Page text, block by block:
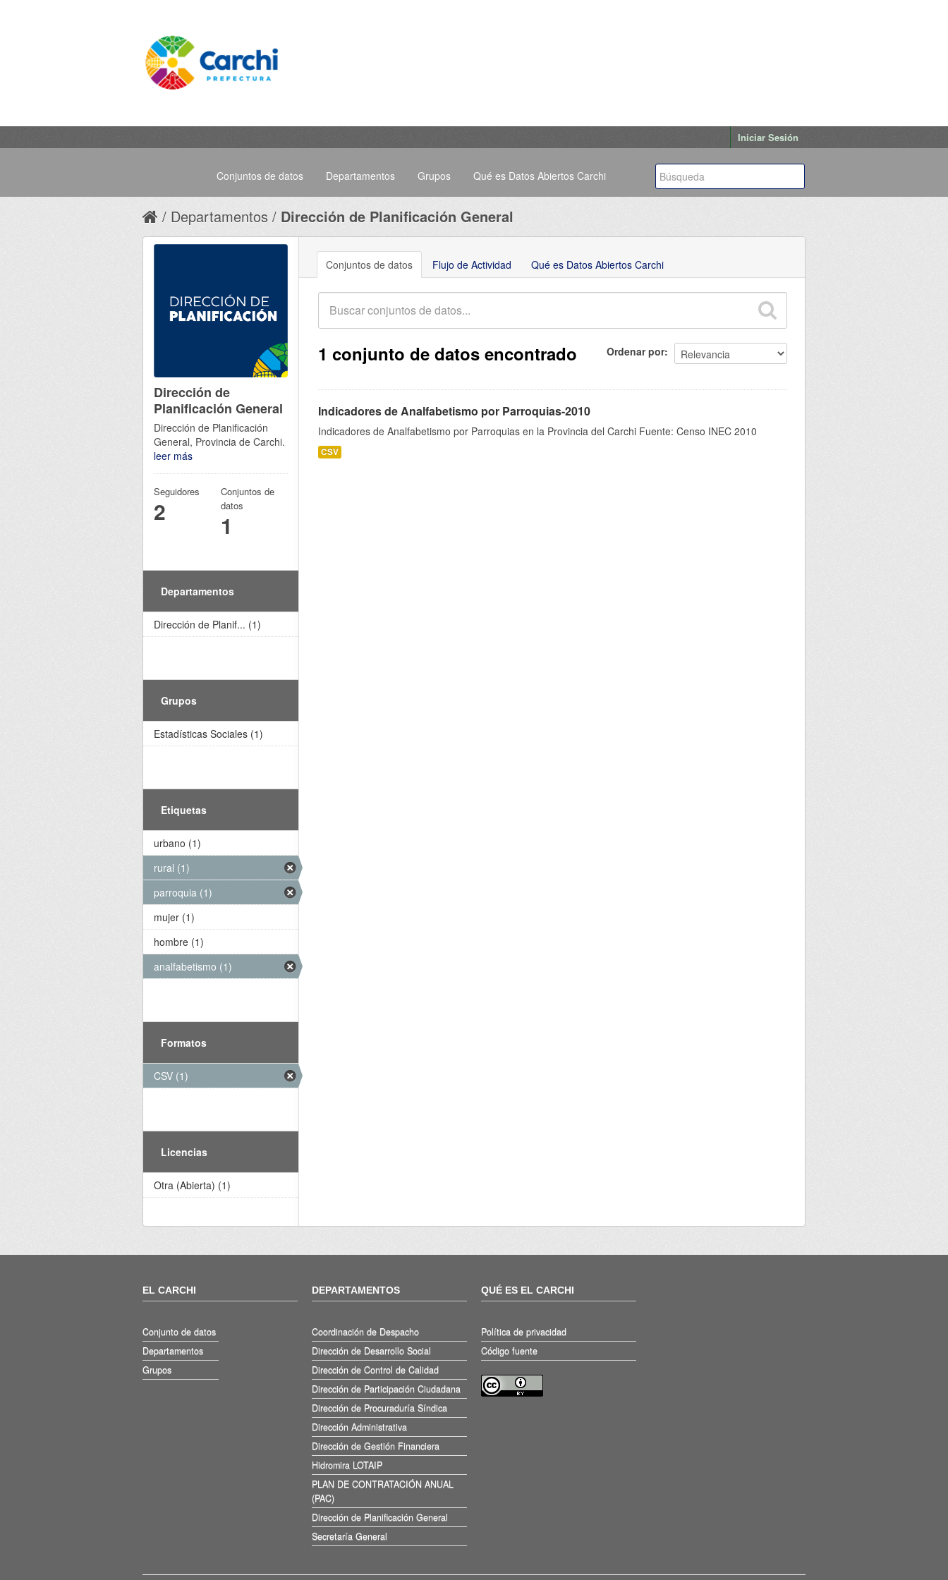
Iniciar Sesión
Conjuntos de datos Departamentos Grupos Qué es Datos Abiertos Carchi
Departamentos Dirección de Planificación General
Conjuntos de datos Flujo de Actividad Qué es Datos Abiertos Carchi
Ordenar por
1 conjunto de datos encontrado
Indicadores de Analfabetismo por Parroquias-2010
Indicadores de Analfabetismo por Parroquias en la Provincia del Carchi Fuente: Censo INEC 2010
CSV
Dirección de
Planificación General
Dirección de Planificación
General, Provincia de Carchi.
leer más
Seguidores
2
Conjuntos de
datos
1
Departamentos
Dirección de Planif... (1)
Grupos
Estadísticas Sociales (1)
Etiquetas
urbano (1)
rural (1)
parroquia (1)
mujer (1)
hombre (1)
analfabetismo (1)
Formatos
CSV (1)
Licencias
Otra (Abierta) (1)
EL CARCHI
Conjunto de datos
Departamentos
Grupos
DEPARTAMENTOS
Coordinación de Despacho
Dirección de Desarrollo Social
Dirección de Control de Calidad
Dirección de Participación Ciudadana
Dirección de Procuraduría Síndica
Dirección Administrativa
Dirección de Gestión Financiera
Hidromira LOTAIP
PLAN DE CONTRATACIÓN ANUAL
(PAC)
Dirección de Planificación General
Secretaría General
QUÉ ES EL CARCHI
Política de privacidad
Código fuente